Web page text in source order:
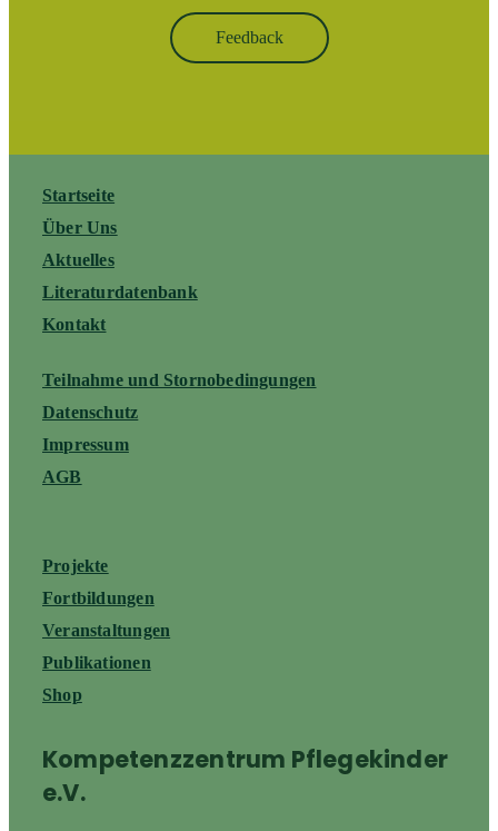
Feedback
Startseite
Über Uns
Aktuelles
Literaturdatenbank
Kontakt
Teilnahme und Stornobedingungen
Datenschutz
Impressum
AGB
Projekte
Fortbildungen
Veranstaltungen
Publikationen
Shop
Kompetenzzentrum Pflegekinder
e.V.